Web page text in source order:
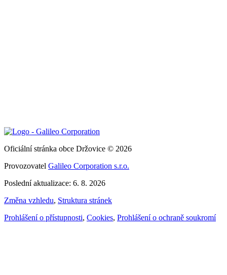
Oficiální stránka obce Držovice © 2026
Provozovatel Galileo Corporation s.r.o.
Poslední aktualizace: 6. 8. 2026
Změna vzhledu, Struktura stránek
Prohlášení o přístupnosti, Cookies, Prohlášení o ochraně soukromí